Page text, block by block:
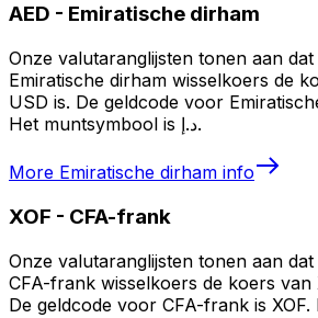
AED - Emiratische dirham
Onze valutaranglijsten tonen aan
Emiratische dirham wisselkoers de
USD is. De geldcode voor
Het muntsymbool is د.إ.
More Emiratische dirham info
XOF - CFA-frank
Onze valutaranglijsten tonen aan
CFA-frank wisselkoers de koers van
De geldcode voor CFA-frank is